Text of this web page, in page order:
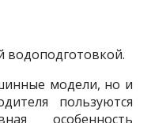
водоподготовкой.
модели, но и
пользуются
особенность